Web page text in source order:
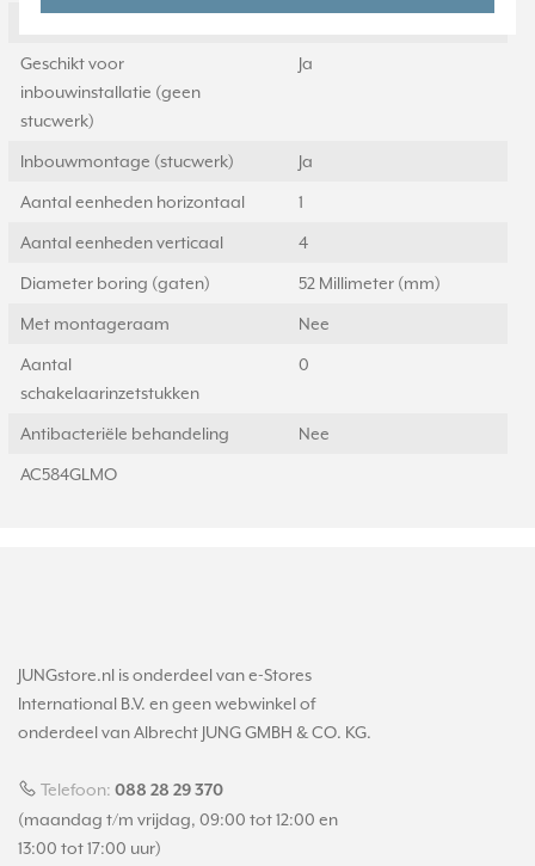
Geschikt voor
inbouwinstallatie (geen
stucwerk)
Ja
Inbouwmontage (stucwerk) Ja
Aantal eenheden horizontaal 1
Aantal eenheden verticaal 4
Diameter boring (gaten) 52 Millimeter (mm)
Met montageraam Nee
Aantal
schakelaarinzetstukken
0
Antibacteriële behandeling Nee
AC584GLMO
JUNGstore.nl is onderdeel van e-Stores
International B.V. en geen webwinkel of
onderdeel van Albrecht JUNG GMBH & CO. KG.
Telefoon: 088 28 29 370
(maandag t/m vrijdag, 09:00 tot 12:00 en
13:00 tot 17:00 uur)